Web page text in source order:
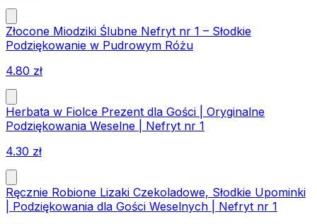
Złocone Miodziki Ślubne Nefryt nr 1 – Słodkie
Podziękowanie w Pudrowym Różu
4.80 zł
Herbata w Fiolce Prezent dla Gości | Oryginalne
Podziękowania Weselne | Nefryt nr 1
4.30 zł
Ręcznie Robione Lizaki Czekoladowe, Słodkie Upominki
| Podziękowania dla Gości Weselnych | Nefryt nr 1